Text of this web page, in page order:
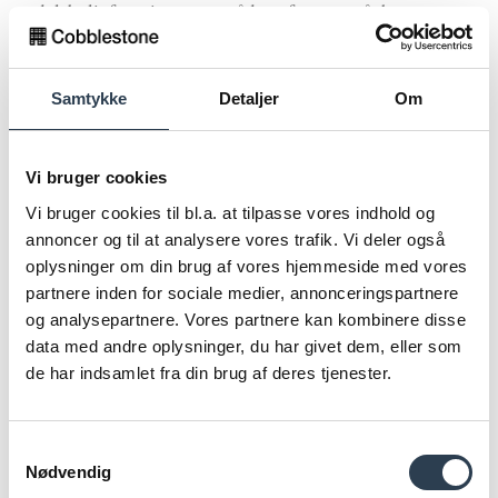
Samtykke Detaljer Om
Vi bruger cookies
Vi bruger cookies til bl.a. at tilpasse vores indhold og
annoncer og til at analysere vores trafik. Vi deler også
oplysninger om din brug af vores hjemmeside med vores
partnere inden for sociale medier, annonceringspartnere
og analysepartnere. Vores partnere kan kombinere disse
data med andre oplysninger, du har givet dem, eller som
de har indsamlet fra din brug af deres tjenester.
Nødvendig
andelsboligforeningernes måde at fungere på, hvor en
bestyrelse skiftes ud ofte, det har medført helt unødige
omkostninger.
Forår 2014 Det nye oplysningsskema
fornuftig, men det er unødvendigt omfattende, vanskeligt
misvisende. Skemaet indeholder bl.a. en farvekodning af
foreningens lån og andre oplysninger der kan få gode
foreninger til at fremstå dårlige. Dertil kommer, at
omkostningerne ved at udarbejde skemaet er voldsomme,
(de tegner nu til ca. 2-4.000 kr./handel), og skemaet kunne
helt være undgået, hvis man blot havde gjort
oplysningerne til en lovpligtig del af foreningens
Forår 2014
administratorerne underlægges sammen med bankerne